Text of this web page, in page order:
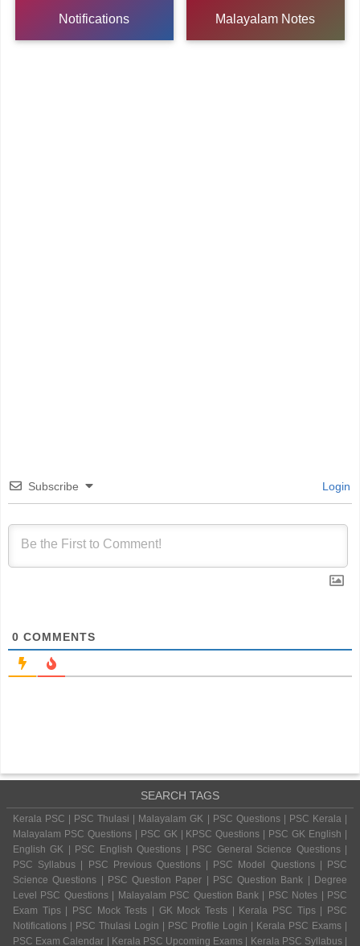
Notifications Malayalam Notes
Subscribe Login
0 COMMENTS
SEARCH TAGS
Kerala PSC | PSC Thulasi | Malayalam GK | PSC Questions | PSC Kerala |
Malayalam PSC Questions | PSC GK | KPSC Questions | PSC GK English |
English GK | PSC English Questions | PSC General Science Questions |
PSC Syllabus | PSC Previous Questions | PSC Model Questions | PSC
Science Questions | PSC Question Paper | PSC Question Bank | Degree
Level PSC Questions | Malayalam PSC Question Bank | PSC Notes | PSC
Exam Tips | PSC Mock Tests | GK Mock Tests | Kerala PSC Tips | PSC
Notifications | PSC Thulasi Login | PSC Profile Login | Kerala PSC Exams |
PSC Exam Calendar | Kerala PSC Upcoming Exams | Kerala PSC Syllabus |